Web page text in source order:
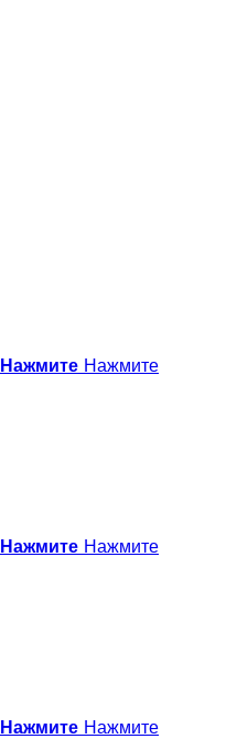
Нажмите Нажмите
Нажмите Нажмите
Нажмите Нажмите